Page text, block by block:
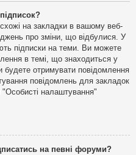
на закладки в вашому веб-
про зміни, що відбулися. У
підписки на теми. Ви можете
в темі, що знаходиться у
будете отримувати повідомлення
повідомлень для закладок
"Особисті налаштування"
на певні форуми?